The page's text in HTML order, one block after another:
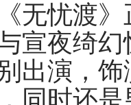
无忧渡
宣夜绮
出演，
同时还